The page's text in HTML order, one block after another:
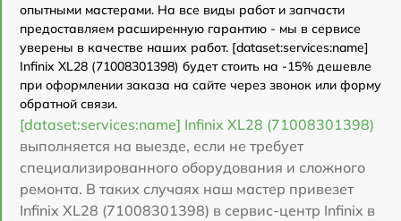
опытными мастерами. На все виды работ и запчасти
предоставляем расширенную гарантию - мы в сервисе
уверены в качестве наших работ. [dataset:services:name]
Infinix XL28 (71008301398) будет стоить на -15% дешевле
при оформлении заказа на сайте через звонок или форму
обратной связи.
[dataset:services:name] Infinix XL28 (71008301398)
выполняется на выезде, если не требует
специализированного оборудования и сложного
ремонта. В таких случаях наш мастер привезет
Infinix XL28 (71008301398) в сервис-центр Infinix в